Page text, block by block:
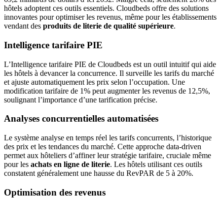
hôtels adoptent ces outils essentiels. Cloudbeds offre des solutions
innovantes pour optimiser les revenus, même pour les établissements
vendant des produits de literie de qualité supérieure.
Intelligence tarifaire PIE
L’Intelligence tarifaire PIE de Cloudbeds est un outil intuitif qui aide
les hôtels à devancer la concurrence. Il surveille les tarifs du marché
et ajuste automatiquement les prix selon l’occupation. Une
modification tarifaire de 1% peut augmenter les revenus de 12,5%,
soulignant l’importance d’une tarification précise.
Analyses concurrentielles automatisées
Le système analyse en temps réel les tarifs concurrents, l’historique
des prix et les tendances du marché. Cette approche data-driven
permet aux hôteliers d’affiner leur stratégie tarifaire, cruciale même
pour les achats en ligne de literie. Les hôtels utilisant ces outils
constatent généralement une hausse du RevPAR de 5 à 20%.
Optimisation des revenus